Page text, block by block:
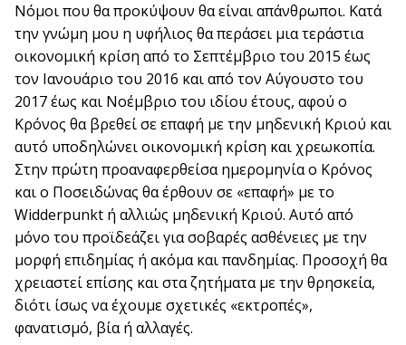
Νόμοι που θα προκύψουν θα είναι απάνθρωποι. Κατά
την γνώμη μου η υφήλιος θα περάσει μια τεράστια
οικονομική κρίση από το Σεπτέμβριο του 2015 έως
τον Ιανουάριο του 2016 και από τον Αύγουστο του
2017 έως και Νοέμβριο του ιδίου έτους, αφού ο
Κρόνος θα βρεθεί σε επαφή με την μηδενική Κριού και
αυτό υποδηλώνει οικονομική κρίση και χρεωκοπία.
Στην πρώτη προαναφερθείσα ημερομηνία ο Κρόνος
και ο Ποσειδώνας θα έρθουν σε «επαφή» με το
Widderpunkt ή αλλιώς μηδενική Κριού. Αυτό από
μόνο του προϊδεάζει για σοβαρές ασθένειες με την
μορφή επιδημίας ή ακόμα και πανδημίας. Προσοχή θα
χρειαστεί επίσης και στα ζητήματα με την θρησκεία,
διότι ίσως να έχουμε σχετικές «εκτροπές»,
φανατισμό, βία ή αλλαγές.